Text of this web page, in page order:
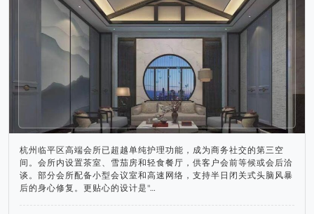
杭州临平区高端会所已超越单纯护理功能，成为商务社交的第三空
间。会所内设置茶室、雪茄房和轻食餐厅，供客户会前等候或会后洽
谈。部分会所配备小型会议室和高速网络，支持半日闭关式头脑风暴
后的身心修复。更贴心的设计是"…